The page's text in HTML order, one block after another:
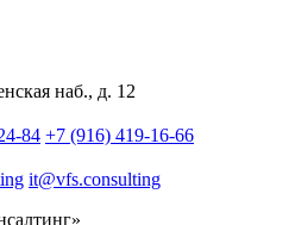
наб., д. 12
84 +7 (916) 419-16-66
it@vfs.consulting